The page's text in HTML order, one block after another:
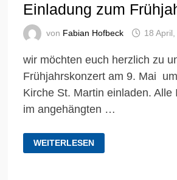
Einladung zum
von Fabian Hofbeck 18
wir möchten euch herzlich zu
Frühjahrskonzert am 9. Mai
Kirche St. Martin einladen. Alle
im angehängten …
EINLADUNG
ZUM
FRÜHJAHRSKONZERT
WEITERLESEN